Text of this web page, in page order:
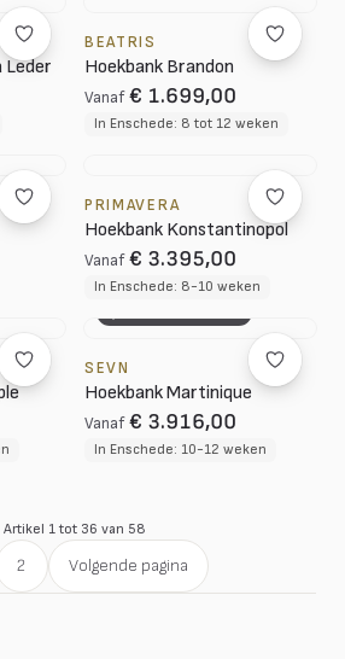
Leder
BEATRIS
Hoekbank Brandon
Vanaf € 1.699,00
In Enschede: 8 tot 12 weken
PRIMAVERA
Hoekbank Konstantinopol
Vanaf € 3.395,00
In Enschede: 8-10 weken
SEVN
Hoekbank Martinique
Vanaf € 3.916,00
In Enschede: 10-12 weken
Artikel 1 tot 36 van 58
2 Volgende pagina